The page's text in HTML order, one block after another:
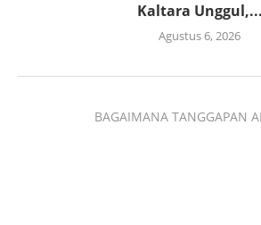
Kaltara Unggul,...
Agustus 6, 2026
BAGAIMANA TANGGAPAN